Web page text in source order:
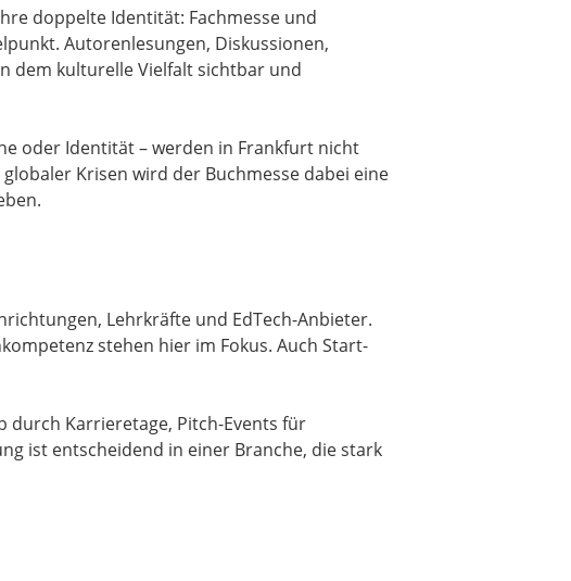
doppelte Identität: Fachmesse und
Autorenlesungen, Diskussionen,
dem kulturelle Vielfalt sichtbar und
oder Identität – werden in Frankfurt nicht
Krisen wird der Buchmesse dabei eine
Lehrkräfte und EdTech-Anbieter.
stehen hier im Fokus. Auch Start-
durch Karrieretage, Pitch-Events für
ist entscheidend in einer Branche, die stark